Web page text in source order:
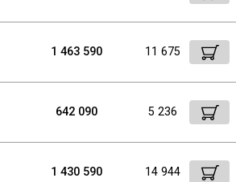
1 463 590 11 675
642 090 5 236
1 430 590 14 944